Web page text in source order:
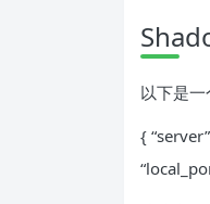
以下是
{